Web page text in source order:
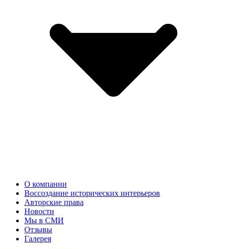
О компании
Воссоздание исторических интерьеров
Авторские права
Новости
Мы в СМИ
Отзывы
Галерея